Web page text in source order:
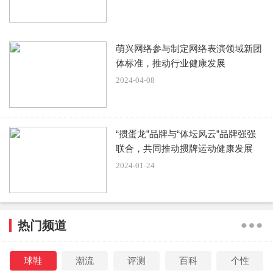
如今的孙俪年纪已经很大了，所以脸部的状态多少还是会显
自己，所以整体的话呢就会显得非常的自然呢。素颜看起来
孙俪穿上了这样一件花衬衫，整个人看起来呢真的是显得非
觉，这个颜色确实是挺好看的呢，搭配的话呢也是一条牛仔
萌兴网络参与制定网络表演领域新团
体标准，推动行业健康发展
2024-04-08
“掼蛋龙”品牌与“体坛风云”品牌强强
联合，共同推动掼牌运动健康发展
2024-01-24
热门频道
球鞋 潮流 评测 百科 个性